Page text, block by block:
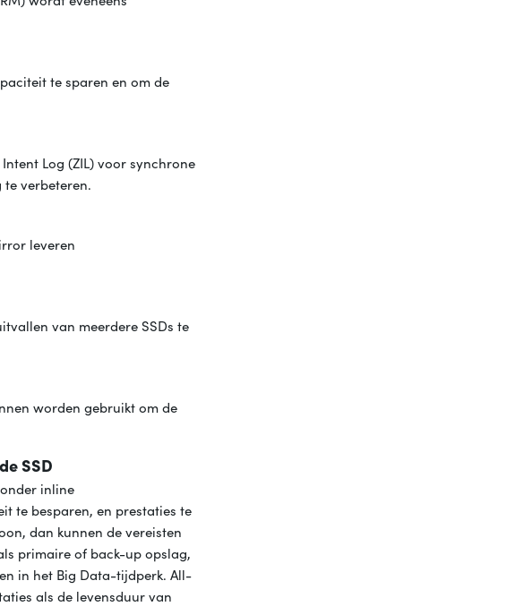
te sparen en om de
Log (ZIL) voor synchrone
verbeteren.
leveren
van meerdere SSDs te
worden gebruikt om de
SSD
inline
te besparen, en prestaties te
dan kunnen de vereisten
primaire of back-up opslag,
in het Big Data-tijdperk. All-
als de levensduur van